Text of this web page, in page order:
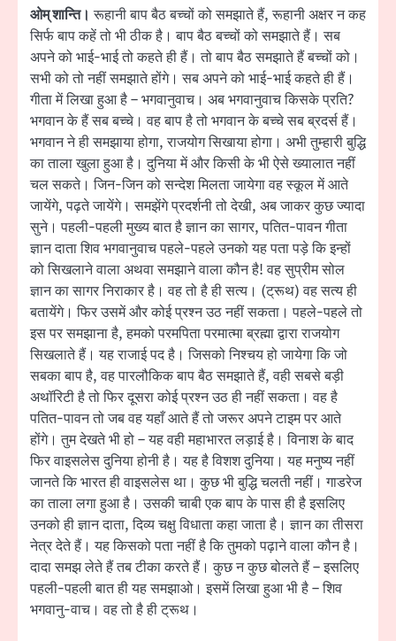
ओम् शान्ति। रूहानी बाप बैठ बच्चों को समझाते हैं, रूहानी अक्षर न कह
सिर्फ बाप कहें तो भी ठीक है। बाप बैठ बच्चों को समझाते हैं। सब
अपने को भाई-भाई तो कहते ही हैं। तो बाप बैठ समझाते हैं बच्चों को।
सभी को तो नहीं समझाते होंगे। सब अपने को भाई-भाई कहते ही हैं।
गीता में लिखा हुआ है – भगवानुवाच। अब भगवानुवाच किसके प्रति?
भगवान के हैं सब बच्चे। वह बाप है तो भगवान के बच्चे सब ब्रदर्स हैं।
भगवान ने ही समझाया होगा, राजयोग सिखाया होगा। अभी तुम्हारी बुद्धि
का ताला खुला हुआ है। दुनिया में और किसी के भी ऐसे ख्यालात नहीं
चल सकते। जिन-जिन को सन्देश मिलता जायेगा वह स्कूल में आते
जायेंगे, पढ़ते जायेंगे। समझेंगे प्रदर्शनी तो देखी, अब जाकर कुछ ज्यादा
सुने। पहली-पहली मुख्य बात है ज्ञान का सागर, पतित-पावन गीता
ज्ञान दाता शिव भगवानुवाच पहले-पहले उनको यह पता पड़े कि इन्हों
को सिखलाने वाला अथवा समझाने वाला कौन है! वह सुप्रीम सोल
ज्ञान का सागर निराकार है। वह तो है ही सत्य। (ट्रूथ) वह सत्य ही
बतायेंगे। फिर उसमें और कोई प्रश्न उठ नहीं सकता। पहले-पहले तो
इस पर समझाना है, हमको परमपिता परमात्मा ब्रह्मा द्वारा राजयोग
सिखलाते हैं। यह राजाई पद है। जिसको निश्चय हो जायेगा कि जो
सबका बाप है, वह पारलौकिक बाप बैठ समझाते हैं, वही सबसे बड़ी
अथॉरिटी है तो फिर दूसरा कोई प्रश्न उठ ही नहीं सकता। वह है
पतित-पावन तो जब वह यहाँ आते हैं तो जरूर अपने टाइम पर आते
होंगे। तुम देखते भी हो – यह वही महाभारत लड़ाई है। विनाश के बाद
फिर वाइसलेस दुनिया होनी है। यह है विशश दुनिया। यह मनुष्य नहीं
जानते कि भारत ही वाइसलेस था। कुछ भी बुद्धि चलती नहीं। गाडरेज
का ताला लगा हुआ है। उसकी चाबी एक बाप के पास ही है इसलिए
उनको ही ज्ञान दाता, दिव्य चक्षु विधाता कहा जाता है। ज्ञान का तीसरा
नेत्र देते हैं। यह किसको पता नहीं है कि तुमको पढ़ाने वाला कौन है।
दादा समझ लेते हैं तब टीका करते हैं। कुछ न कुछ बोलते हैं – इसलिए
पहली-पहली बात ही यह समझाओ। इसमें लिखा हुआ भी है – शिव
भगवानु-वाच। वह तो है ही ट्रूथ।